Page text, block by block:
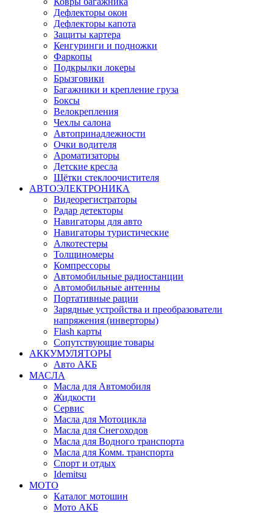
Дефлекторы окон
Дефлекторы капота
Защиты картера
Кенгуринги и подножки
Фаркопы
Подкрылки локеры
Брызговики
Багажники и крепление груза
Боксы
Велокрепления
Чехлы салона
Автопринадлежности
Очки водителя
Ароматизаторы
Детские кресла
Щётки стеклоочистителя
АВТОЭЛЕКТРОНИКА
Видеорегистраторы
Радар детекторы
Навигаторы для авто
Навигаторы туристические
Алкотестеры
Толщиномеры
Компрессоры
Автомобильные радиостанции
Автомобильные антенны
Портативные рации
Зарядные устройства и преобразователи
напряжения (инверторы)
Flash карты
Сопутствующие товары
АККУМУЛЯТОРЫ
Авто АКБ
МАСЛА
Масла для Автомобиля
Жидкости
Сервис
Масла для Мотоцикла
Масла для Снегоходов
Масла для Водного транспорта
Масла для Комм. транспорта
Спорт и отдых
Idemitsu
МОТО
Каталог мотошин
Мото АКБ